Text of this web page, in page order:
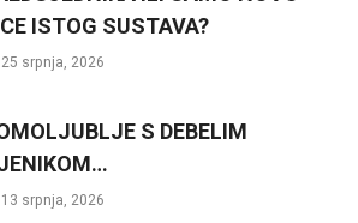
ISTOG SUSTAVA?
25 srpnja, 2026
S DEBELIM
13 srpnja, 2026